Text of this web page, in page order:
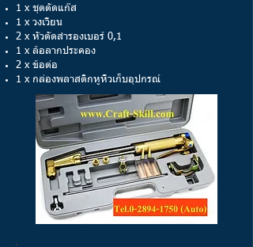
1 x ชุดตัดแก๊ส
1 x วงเวียน
2 x หัวตัดสำรองเบอร์ 0,1
1 x ล้อลากประคอง
2 x ข้อต่อ
1 x กล่องพลาสติกหูหิ้วเก็บอุปกรณ์